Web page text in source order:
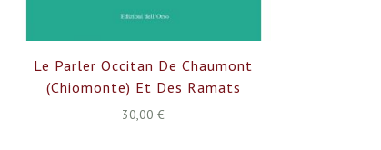
Le Parler Occitan De Chaumont
(Chiomonte) Et Des Ramats
30,00 €